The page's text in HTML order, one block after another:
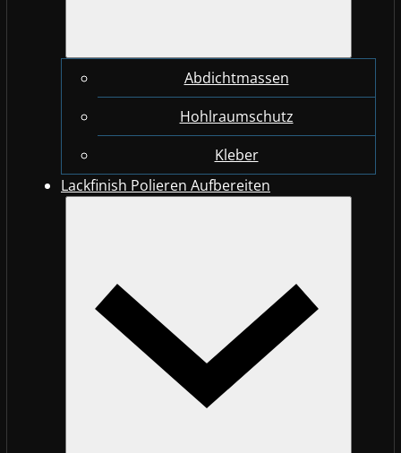
Abdichtmassen
Hohlraumschutz
Kleber
Lackfinish Polieren Aufbereiten